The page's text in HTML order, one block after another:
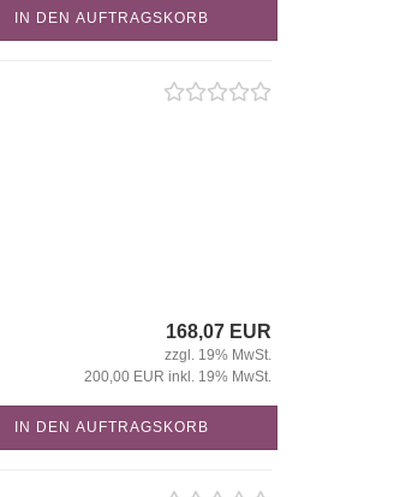
IN DEN AUFTRAGSKORB
168,07 EUR
zzgl. 19% MwSt.
200,00 EUR inkl. 19% MwSt.
IN DEN AUFTRAGSKORB